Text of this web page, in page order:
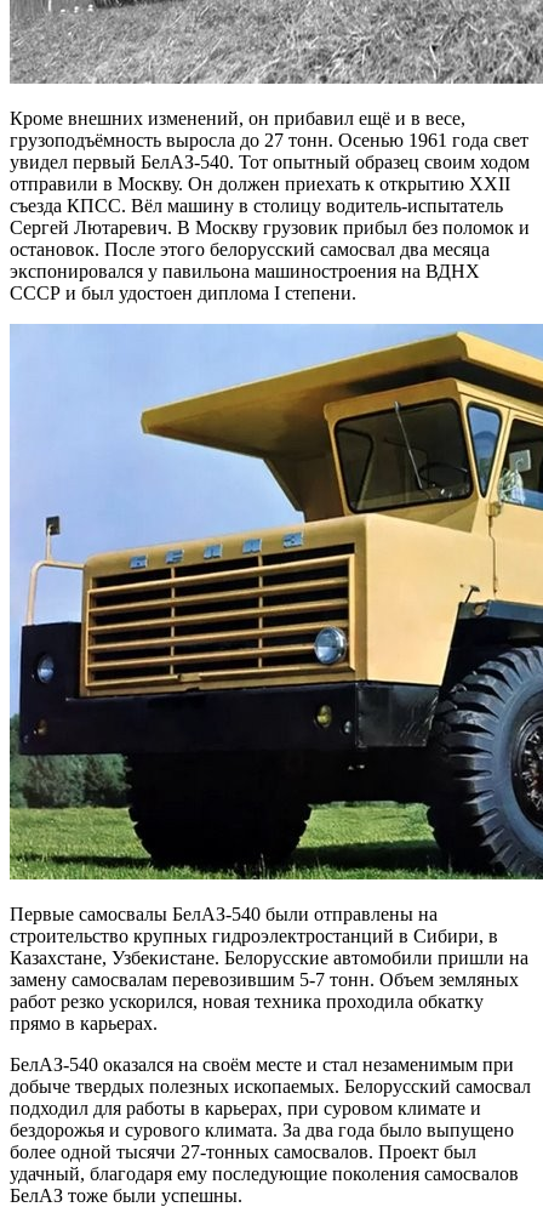
Кроме внешних изменений, он прибавил ещё и в весе,
грузоподъёмность выросла до 27 тонн. Осенью 1961 года свет
увидел первый БелАЗ-540. Тот опытный образец своим ходом
отправили в Москву. Он должен приехать к открытию ХХII
съезда КПСС. Вёл машину в столицу водитель-испытатель
Сергей Лютаревич. В Москву грузовик прибыл без поломок и
остановок. После этого белорусский самосвал два месяца
экспонировался у павильона машиностроения на ВДНХ
СССР и был удостоен диплома I степени.
Первые самосвалы БелАЗ-540 были отправлены на
строительство крупных гидроэлектростанций в Сибири, в
Казахстане, Узбекистане. Белорусские автомобили пришли на
замену самосвалам перевозившим 5-7 тонн. Объем земляных
работ резко ускорился, новая техника проходила обкатку
прямо в карьерах.
БелАЗ-540 оказался на своём месте и стал незаменимым при
добыче твердых полезных ископаемых. Белорусский самосвал
подходил для работы в карьерах, при суровом климате и
бездорожья и сурового климата. За два года было выпущено
более одной тысячи 27-тонных самосвалов. Проект был
удачный, благодаря ему последующие поколения самосвалов
БелАЗ тоже были успешны.